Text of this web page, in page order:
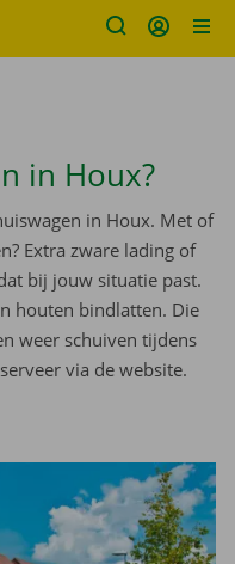
in Houx?
in Houx. Met of
Extra zware lading of
bij jouw situatie past.
houten bindlatten. Die
weer schuiven tijdens
via de website.